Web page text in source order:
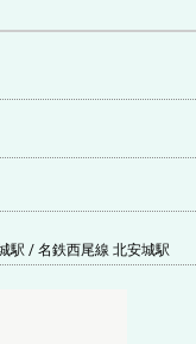
駅 / 名鉄西尾線 北安城駅